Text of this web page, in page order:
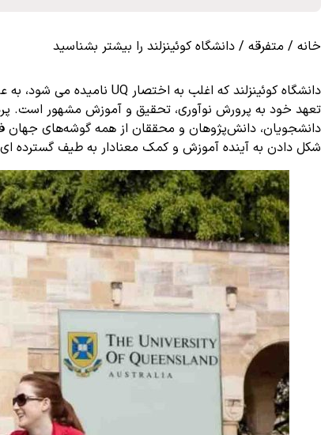
خانه / متفرقه / دانشگاه کوئینزلند را بیشتر بشناسید
تعهد خود به پرورش نوآوری، تحقیق و آموزش مشهور است.
دانشجویان، دانش‌پژوهان و محققان از همه گوشه‌های جهان
شکل دادن به آینده آموزش و کمک معنادار به طیف گسترده